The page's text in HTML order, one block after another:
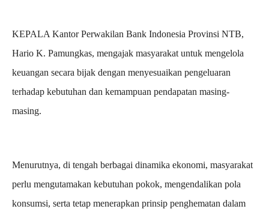
KEPALA Kantor Perwakilan Bank Indonesia Provinsi NTB,
Hario K. Pamungkas, mengajak masyarakat untuk mengelola
keuangan secara bijak dengan menyesuaikan pengeluaran
terhadap kebutuhan dan kemampuan pendapatan masing-
masing.
Menurutnya, di tengah berbagai dinamika ekonomi, masyarakat
perlu mengutamakan kebutuhan pokok, mengendalikan pola
konsumsi, serta tetap menerapkan prinsip penghematan dalam